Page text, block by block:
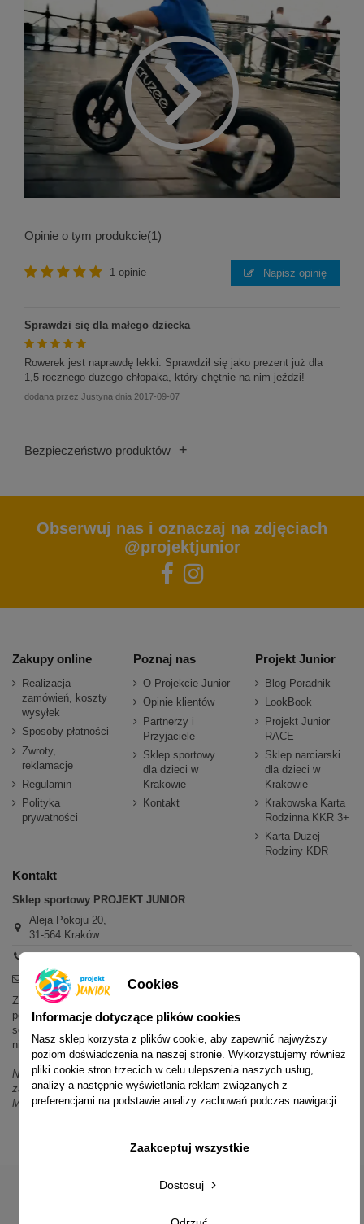
Opinie o tym produkcie(1)
1 opinie Napisz opinię
Sprawdzi się dla małego dziecka
Rowerek jest naprawdę lekki. Sprawdził się jako prezent już dla
1,5 rocznego dużego chłopaka, który chętnie na nim jeździ!
dodana przez Justyna dnia 2017-09-07
Bezpieczeństwo produktów +
Obserwuj nas i oznaczaj na zdjęciach
@projektjunior
Zakupy online
Realizacja
zamówień, koszty
wysyłek
Sposoby płatności
Zwroty,
reklamacje
Regulamin
Polityka
prywatności
Poznaj nas
O Projekcie Junior
Opinie klientów
Partnerzy i
Przyjaciele
Sklep sportowy
dla dzieci w
Krakowie
Kontakt
Projekt Junior
Blog-Poradnik
LookBook
Projekt Junior
RACE
Sklep narciarski
dla dzieci w
Krakowie
Krakowska Karta
Rodzinna KKR 3+
Karta Dużej
Rodziny KDR
Kontakt
Sklep sportowy PROJEKT JUNIOR
Aleja Pokoju 20,
31-564 Kraków
sklep@projektjunior.pl
Zapraszamy do sklepu stacjonarnego:
poniedziałek - piątek: 11.00-19.00
sobota: 10.00-14.00
niedziela (każda): nieczynne
Nie odpowiadamy na wiadomości SMS. W sprawach dotyczących
zamówień i oferty prosimy o kontakt mailowy, telefoniczny lub przez
Messenger.
Cookies
Informacje dotyczące plików cookies
Nasz sklep korzysta z plików cookie, aby zapewnić najwyższy
poziom doświadczenia na naszej stronie. Wykorzystujemy również
pliki cookie stron trzecich w celu ulepszenia naszych usług,
analizy a następnie wyświetlania reklam związanych z
preferencjami na podstawie analizy zachowań podczas nawigacji.
Dostosuj
Zaakceptuj wszystkie